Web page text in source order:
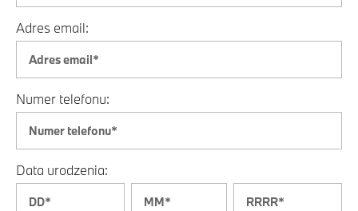
Adres email:
Numer telefonu:
Data urodzenia: